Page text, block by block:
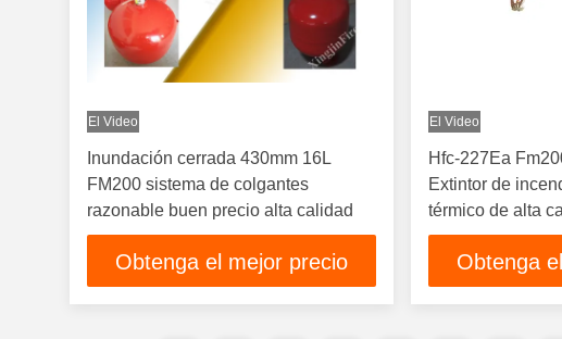
El Video
Inundación cerrada 430mm 16L
FM200 sistema de colgantes
razonable buen precio alta calidad
Obtenga el mejor precio
El Video
Hfc-227Ea
Extintor de
térmico de alta
Obtenga